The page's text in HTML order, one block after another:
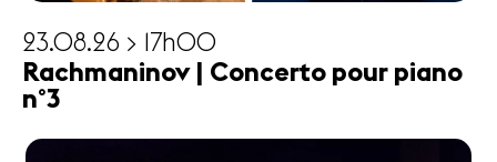
23.08.26 > 17h00
Rachmaninov | Concerto pour piano
n°3